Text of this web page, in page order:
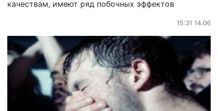
качествам, имеют ряд побочных эффектов
15:31 14.06